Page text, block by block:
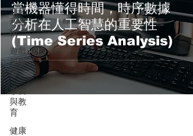
文化
和藝
術
遊戲
與媒
體
學習
與教
育
健康
當機器懂得時間，時序數據
分析在人工智慧的重要性
(Time Series Analysis)